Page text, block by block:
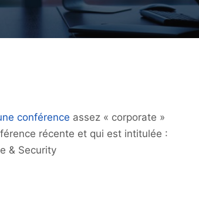
conférence assez « corporate »
récente et qui est intitulée :
& Security